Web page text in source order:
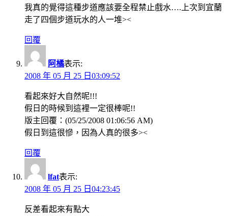
我真的覺得這種步道應該要全程禁止戲水….上次到宜蘭
走了四個步道玩水的人一堆><
回覆
阿橘表示:
2008 年 05 月 25 日03:09:52
看起來好大自然呢!!!
假日的時候到這裡一定很棒呢!!
版主回覆：(05/25/2008 01:06:56 AM)
假日到這很慘，因為人真的很多><
回覆
lfat表示:
2008 年 05 月 25 日04:23:45
反差看起來有點大